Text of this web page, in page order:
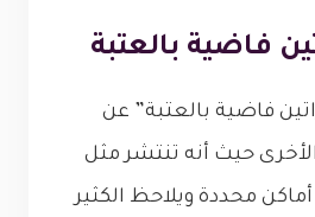
فاضية بالعتبة
فاضية بالعتبة” عن
حيث أنه تنتشر مثل
محددة ويلاحظ الكثير